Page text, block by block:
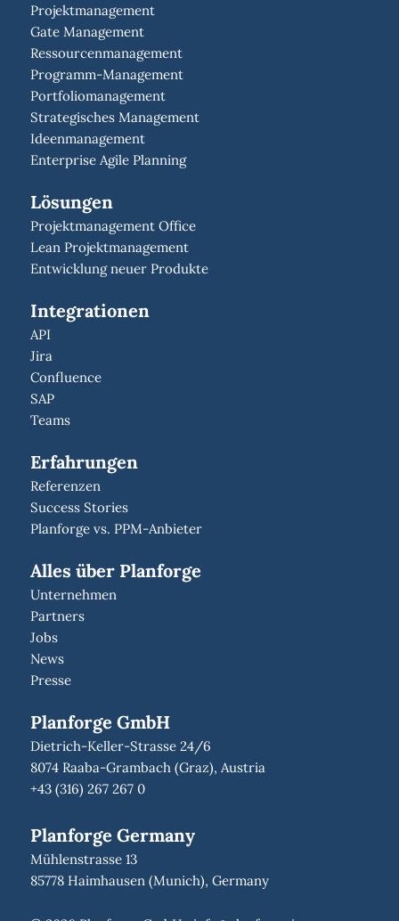
Projektmanagement
Gate Management
Ressourcenmanagement
Programm-Management
Portfoliomanagement
Strategisches Management
Ideenmanagement
Enterprise Agile Planning
Lösungen
Projektmanagement Office
Lean Projektmanagement
Entwicklung neuer Produkte
Integrationen
API
Jira
Confluence
SAP
Teams
Erfahrungen
Referenzen
Success Stories
Planforge vs. PPM-Anbieter
Alles über Planforge
Unternehmen
Partners
Jobs
News
Presse
Planforge GmbH
Dietrich-Keller-Strasse 24/6
8074 Raaba-Grambach (Graz), Austria
+43 (316) 267 267 0
Planforge Germany
Mühlenstrasse 13
85778 Haimhausen (Munich), Germany